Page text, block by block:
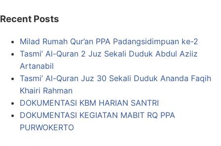
Recent Posts
Milad Rumah Qur’an PPA Padangsidimpuan ke-2
Tasmi’ Al-Quran 2 Juz Sekali Duduk Abdul Aziiz
Artanabil
Tasmi’ Al-Quran Juz 30 Sekali Duduk Ananda Faqih
Khairi Rahman
DOKUMENTASI KBM HARIAN SANTRI
DOKUMENTASI KEGIATAN MABIT RQ PPA
PURWOKERTO